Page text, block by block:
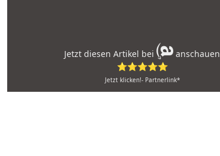
Jetzt diesen Artikel bei
anschauen
⭐⭐⭐⭐⭐
Jetzt klicken!- Partnerlink*